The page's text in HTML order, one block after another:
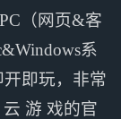
（网页&客
系
即玩，非常
游 戏的官